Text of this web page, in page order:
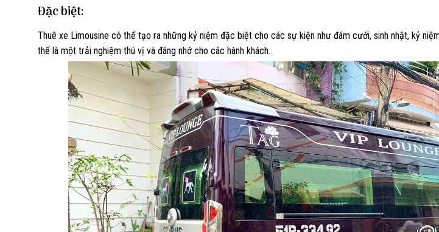
Đặc biệt:
Thuê xe Limousine có thể tạo ra những kỷ niệm đặc biệt cho các sự kiện như đám cưới, sinh nhật, kỷ
thể là một trải nghiệm thú vị và đáng nhớ cho các hành khách.